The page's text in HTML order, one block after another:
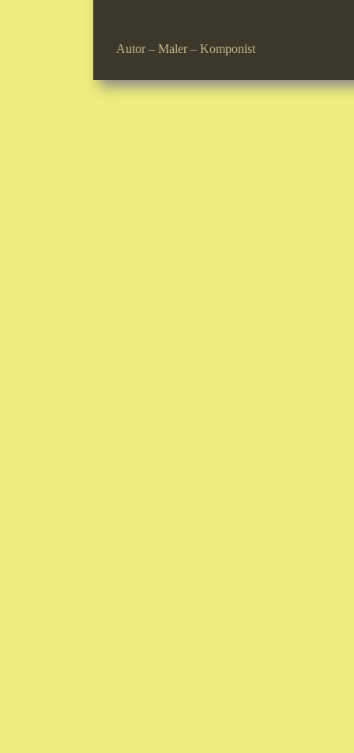
Autor – Maler – Komponist